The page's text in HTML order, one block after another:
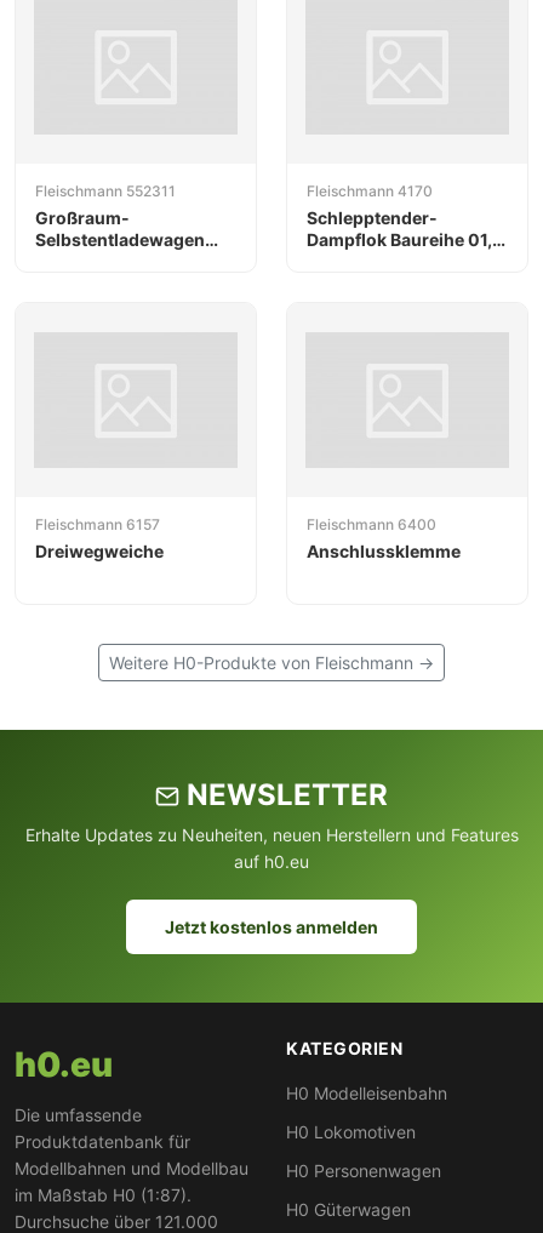
Fleischmann 552311
Großraum-
Selbstentladewagen
Fleischmann 4170
Schlepptender-
Dampflok Baureihe 01,
Fleischmann 6157
Dreiwegweiche
Fleischmann 6400
Anschlussklemme
Weitere H0-Produkte von Fleischmann →
NEWSLETTER
Erhalte Updates zu Neuheiten, neuen Herstellern und Features
auf h0.eu
Jetzt kostenlos anmelden
h0.eu
Die umfassende
Produktdatenbank für
Modellbahnen und Modellbau
im Maßstab H0 (1:87).
Durchsuche über 121.000
KATEGORIEN
H0 Modelleisenbahn
H0 Lokomotiven
H0 Personenwagen
H0 Güterwagen